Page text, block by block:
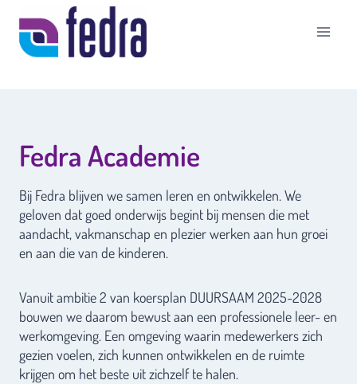
naar
inhoud
Fedra Academie
Bij Fedra blijven we samen leren en ontwikkelen. We
geloven dat goed onderwijs begint bij mensen die met
aandacht, vakmanschap en plezier werken aan hun groei
en aan die van de kinderen.
Vanuit ambitie 2 van koersplan DUURSAAM 2025-2028
bouwen we daarom bewust aan een professionele leer- en
werkomgeving. Een omgeving waarin medewerkers zich
gezien voelen, zich kunnen ontwikkelen en de ruimte
krijgen om het beste uit zichzelf te halen.